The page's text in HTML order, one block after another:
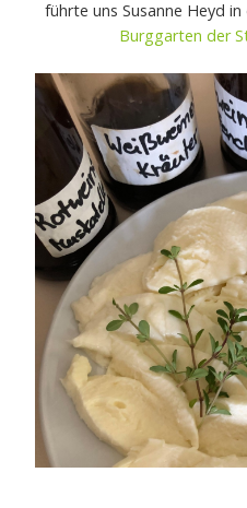
führte uns Susanne Heyd
Burggarten der